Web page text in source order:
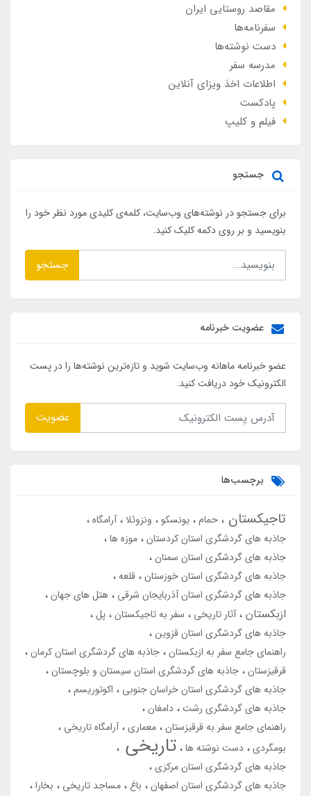
مقاصد روستایی ایران
سفرنامه‌ها
دست نوشته‌ها
مدرسه سفر
اطلاعات اخذ ویزای آنلاین
پادکست
فیلم و کلیپ
جستجو
برای جستجو در نوشته‌های وب‌سایت، کلمه‌ی کلیدی مورد نظر خود را
بنویسید و بر روی دکمه کلیک کنید.
جستجو
عضویت خبرنامه
عضو خبرنامه ماهانه وب‌سایت شوید و تازه‌ترین نوشته‌ها را در پست
الکترونیک خود دریافت کنید.
عضویت
برچسب‌ها
تاجیکستان حمام یونسکو ونزوئلا
آرامگاه
جاذبه های گردشگری استان کردستان موزه ها
جاذبه های گردشگری استان سمنان
جاذبه های گردشگری استان خوزستان قلعه
جاذبه های گردشگری استان آذربایجان شرقی
هتل های جهان
ازبکستان آثار تاریخی سفر به تاجیکستان پل
جاذبه های گردشگری استان قزوین
راهنمای جامع سفر به ازبکستان جاذبه های گردشگری استان کرمان
قرقیزستان جاذبه های گردشگری استان سیستان و بلوچستان
جاذبه های گردشگری استان خراسان جنوبی
اکوتوریسم
جاذبه های گردشگری رشت دامغان
راهنمای جامع سفر به قرقیزستان معماری آرامگاه تاریخی
بومگردی دست نوشته ها تاریخی
جاذبه های گردشگری استان مرکزی
جاذبه های گردشگری استان اصفهان
باغ مساجد تاریخی
بخارا